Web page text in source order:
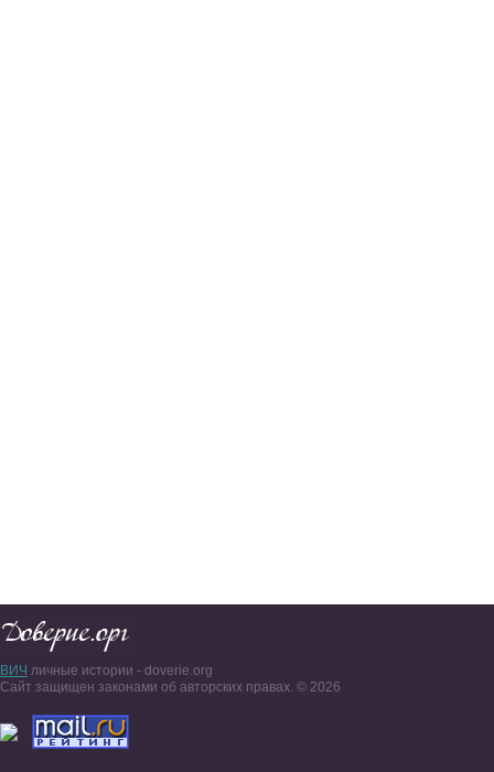
ВИЧ личные истории - doverie.org
Сайт защищен законами об авторских правах. © 2026